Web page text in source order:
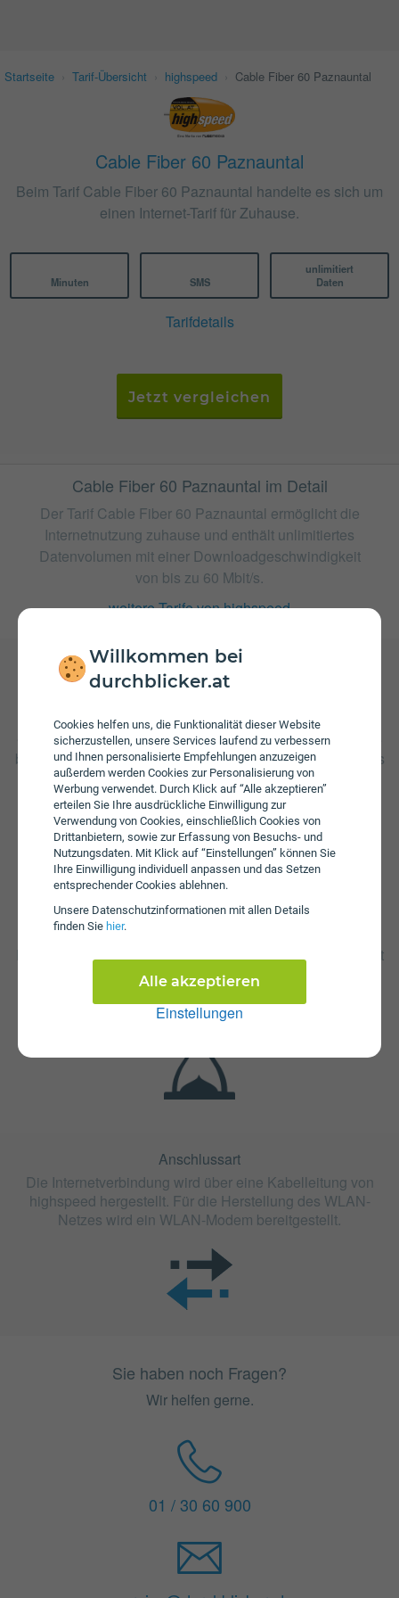
Willkommen bei
durchblicker.at
Cookies helfen uns, die Funktionalität dieser Website
sicherzustellen, unsere Services laufend zu verbessern
und Ihnen personalisierte Empfehlungen anzuzeigen
außerdem werden Cookies zur Personalisierung von
Werbung verwendet. Durch Klick auf “Alle akzeptieren”
erteilen Sie Ihre ausdrückliche Einwilligung zur
Verwendung von Cookies, einschließlich Cookies von
Drittanbietern, sowie zur Erfassung von Besuchs- und
Nutzungsdaten. Mit Klick auf “Einstellungen” können Sie
Ihre Einwilligung individuell anpassen und das Setzen
entsprechender Cookies ablehnen.
Unsere Daten­schutz­informationen mit allen Details
finden Sie hier.
Einstellungen
Alle akzeptieren
Startseite Tarif-Übersicht highspeed Cable Fiber 60 Paznauntal
Cable Fiber 60 Paznauntal
Beim Tarif Cable Fiber 60 Paznauntal handelte es sich um
einen Internet-Tarif für Zuhause.
Minuten SMS
unlimitiert
Daten
Tarifdetails
Jetzt vergleichen
Cable Fiber 60 Paznauntal im Detail
Der Tarif Cable Fiber 60 Paznauntal ermöglicht die
Internetnutzung zuhause und enthält unlimitiertes
Datenvolumen mit einer Downloadgeschwindigkeit
von bis zu 60 Mbit/s.
weitere Tarife von highspeed
Beim Tarif Cable Fiber 60 Paznauntal fallen monatliche
Gebühren von € 19,99 an. Die jährliche Servicepauschale
beträgt € 27,00. Weiters fallen einmalige Gebühren von bis
zu € 79,00 an.
Die Vertragslaufzeit bei Cable Fiber 60 Paznauntal beträgt
24 Monate. Die Kündigungsfrist beträgt 1 Monat.
Anschlussart
Die Internetverbindung wird über eine Kabelleitung von
highspeed hergestellt. Für die Herstellung des WLAN-
Netzes wird ein WLAN-Modem bereitgestellt.
Sie haben noch Fragen?
Wir helfen gerne.
01 / 30 60 900